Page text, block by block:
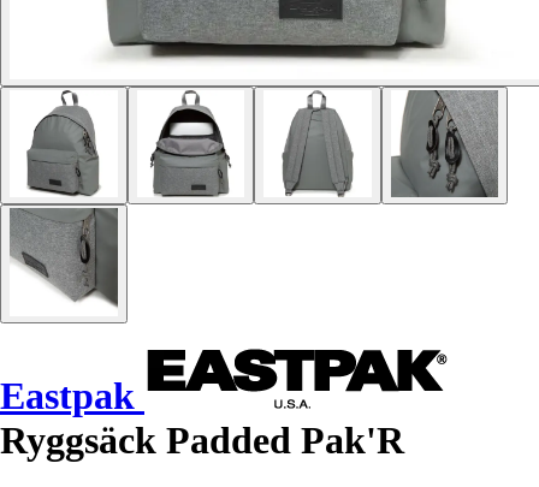
Eastpak
Ryggsäck Padded Pak'R